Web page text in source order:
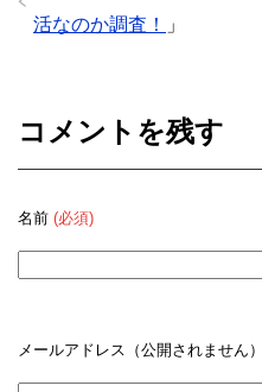
活なのか調査！ 」
コメントを残す
名前 (必須)
メールアドレス（公開されません）